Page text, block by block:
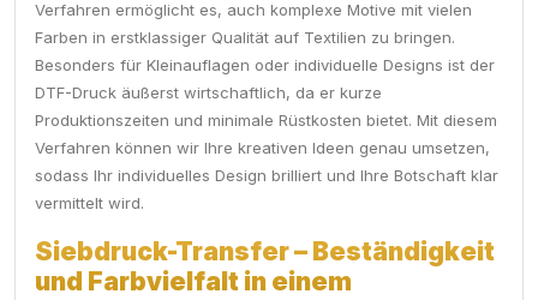
Verfahren ermöglicht es, auch komplexe Motive mit vielen
Farben in erstklassiger Qualität auf Textilien zu bringen.
Besonders für Kleinauflagen oder individuelle Designs ist der
DTF-Druck äußerst wirtschaftlich, da er kurze
Produktionszeiten und minimale Rüstkosten bietet. Mit diesem
Verfahren können wir Ihre kreativen Ideen genau umsetzen,
sodass Ihr individuelles Design brilliert und Ihre Botschaft klar
vermittelt wird.
Siebdruck-Transfer – Beständigkeit
und Farbvielfalt in einem